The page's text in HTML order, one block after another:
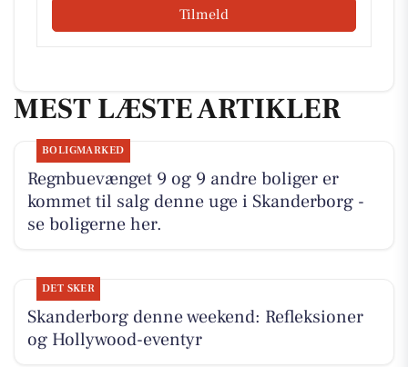
Tilmeld
MEST LÆSTE ARTIKLER
BOLIGMARKED
Regnbuevænget 9 og 9 andre boliger er
kommet til salg denne uge i Skanderborg -
se boligerne her.
DET SKER
Skanderborg denne weekend: Refleksioner
og Hollywood-eventyr